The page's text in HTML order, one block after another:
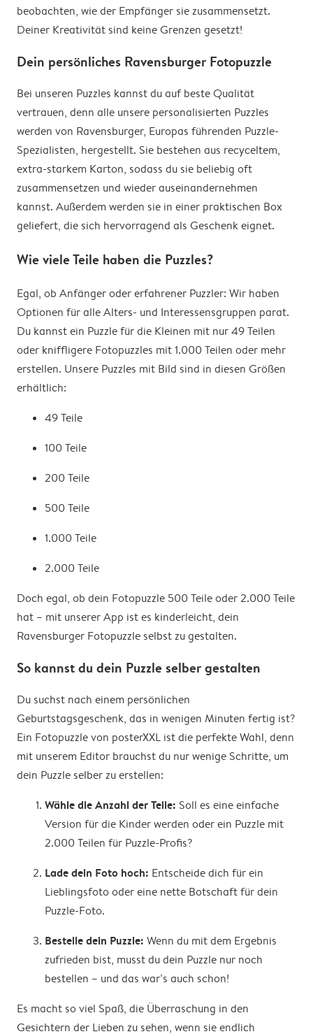
beobachten, wie der Empfänger sie zusammensetzt.
Deiner Kreativität sind keine Grenzen gesetzt!
Dein persönliches Ravensburger Fotopuzzle
Bei unseren Puzzles kannst du auf beste Qualität
vertrauen, denn alle unsere personalisierten Puzzles
werden von Ravensburger, Europas führenden Puzzle-
Spezialisten, hergestellt. Sie bestehen aus recyceltem,
extra-starkem Karton, sodass du sie beliebig oft
zusammensetzen und wieder auseinandernehmen
kannst. Außerdem werden sie in einer praktischen Box
geliefert, die sich hervorragend als Geschenk eignet.
Wie viele Teile haben die Puzzles?
Egal, ob Anfänger oder erfahrener Puzzler: Wir haben
Optionen für alle Alters- und Interessensgruppen parat.
Du kannst ein Puzzle für die Kleinen mit nur 49 Teilen
oder kniffligere Fotopuzzles mit 1.000 Teilen oder mehr
erstellen. Unsere Puzzles mit Bild sind in diesen Größen
erhältlich:
49 Teile
100 Teile
200 Teile
500 Teile
1.000 Teile
2.000 Teile
Doch egal, ob dein Fotopuzzle 500 Teile oder 2.000 Teile
hat – mit unserer App ist es kinderleicht, dein
Ravensburger Fotopuzzle selbst zu gestalten.
So kannst du dein Puzzle selber gestalten
Du suchst nach einem persönlichen
Geburtstagsgeschenk, das in wenigen Minuten fertig ist?
Ein Fotopuzzle von posterXXL ist die perfekte Wahl, denn
mit unserem Editor brauchst du nur wenige Schritte, um
dein Puzzle selber zu erstellen:
Wähle die Anzahl der Teile: Soll es eine einfache
Version für die Kinder werden oder ein Puzzle mit
2.000 Teilen für Puzzle-Profis?
Lade dein Foto hoch: Entscheide dich für ein
Lieblingsfoto oder eine nette Botschaft für dein
Puzzle-Foto.
Bestelle dein Puzzle: Wenn du mit dem Ergebnis
zufrieden bist, musst du dein Puzzle nur noch
bestellen – und das war’s auch schon!
Es macht so viel Spaß, die Überraschung in den
Gesichtern der Lieben zu sehen, wenn sie endlich